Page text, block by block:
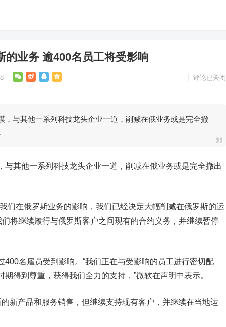
的业务 逾400名员工将受影响
评论已关闭
，与其他一系列科技龙头企业一道，削减在俄业务或是完全撤
与其他一系列科技龙头企业一道，削减在俄业务或是完全撤出
们在俄罗斯业务的影响，我们已经决定大幅削减在俄罗斯的运
们将继续履行与俄罗斯客户之间现有的合约义务，并继续暂停
400名雇员受到影响。“我们正在与受影响的员工进行密切配
得到尊重，获得我们全力的支持，”微软在声明中表示。
新产品和服务销售，但继续支持现有客户，并继续在当地运